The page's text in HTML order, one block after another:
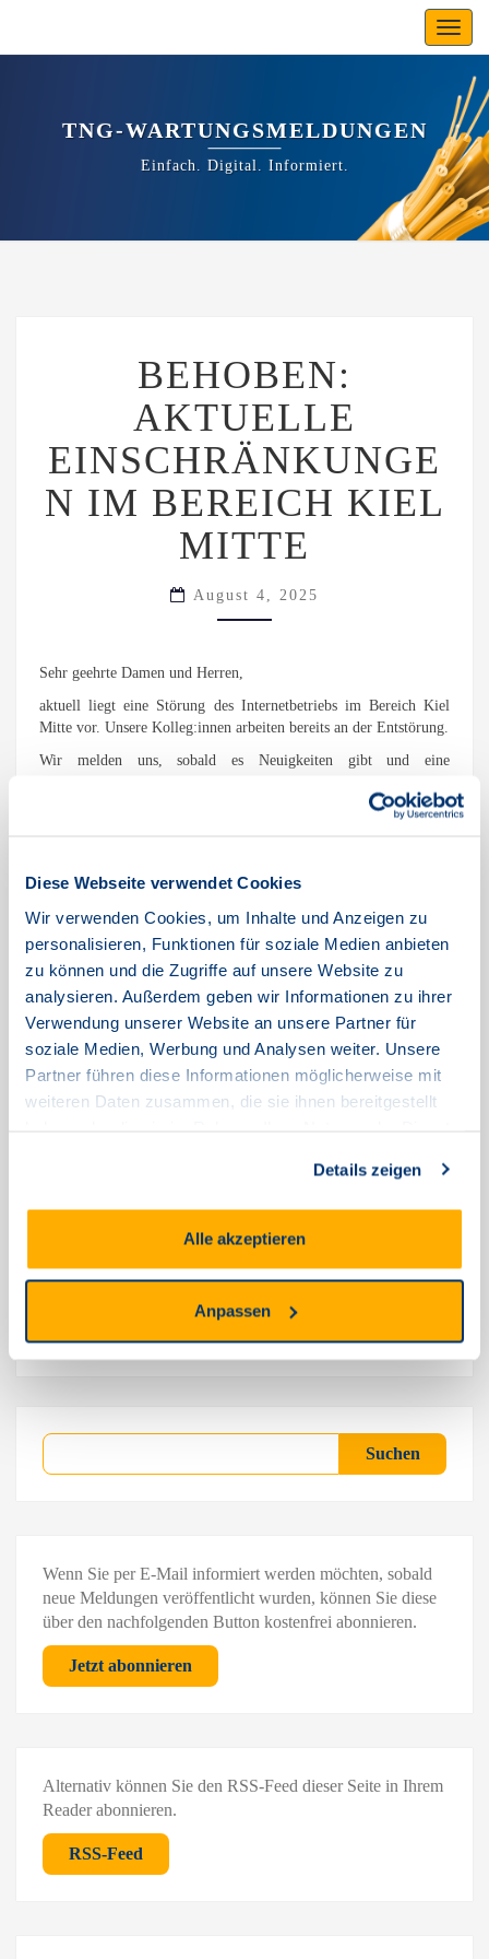
Diese Webseite verwendet Cookies
Wir verwenden Cookies, um Inhalte und Anzeigen zu
personalisieren, Funktionen für soziale Medien anbieten
zu können und die Zugriffe auf unsere Website zu
analysieren. Außerdem geben wir Informationen zu ihrer
Verwendung unserer Website an unsere Partner für
soziale Medien, Werbung und Analysen weiter. Unsere
Partner führen diese Informationen möglicherweise mit
weiteren Daten zusammen, die sie ihnen bereitgestellt
Details zeigen
Alle akzeptieren
Anpassen
Toggle
TNG-WARTUNGSMELDUNGEN
Einfach. Digital. Informiert.
AKTUELLE
EINSCHRÄNKUNGEN
IM
BEREICH
KIEL
MITTE
BEHOBEN:
AKTUELLE
EINSCHRÄNKUNGE
N IM BEREICH KIEL
MITTE
August 4, 2025
Sehr geehrte Damen und Herren,
aktuell liegt eine Störung des Internetbetriebs im Bereich Kiel
Mitte vor. Unsere Kolleg:innen arbeiten bereits an der Entstörung.
Wir melden uns, sobald es Neuigkeiten gibt und eine
Wir bitten die Unannehmlichkeiten zu entschuldigen und
Die Störung ist behoben. Wir danken für Ihre Geduld.
Ohne Kategorie
Behoben: Aktuelle Einschränkungen Im Bereich Göppingen Und
Donzdorf
Behoben: Aktuelle Einschränkungen In Nordfriesland Im Bereich
Suchen
Suchen
Wenn Sie per E-Mail informiert werden möchten, sobald
neue Meldungen veröffentlicht wurden, können Sie diese
über den nachfolgenden Button kostenfrei abonnieren.
Jetzt abonnieren
Alternativ können Sie den RSS-Feed dieser Seite in Ihrem
Reader abonnieren.
RSS-Feed